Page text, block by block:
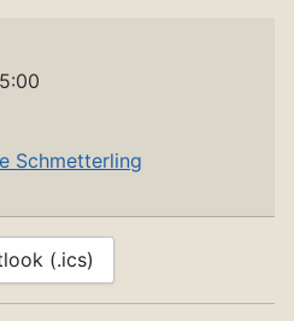
Schmetterling
(.ics)